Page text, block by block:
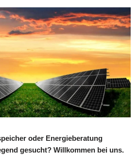
oder Energieberatung
gesucht? Willkommen bei uns.